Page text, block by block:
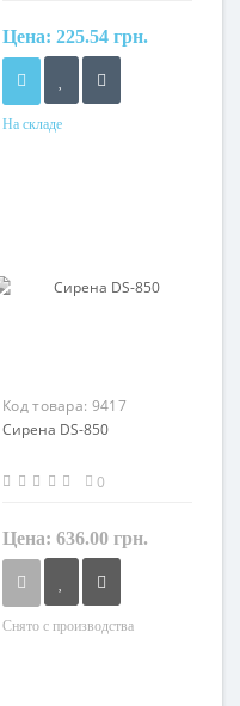
Цена: 225.54 грн.
На складе
Код товара: 9417
Сирена DS-850
0
Цена: 636.00 грн.
Снято с производства